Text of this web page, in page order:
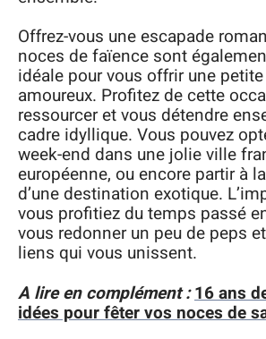
Offrez-vous une escapade
noces de faïence sont
idéale pour vous offrir une
amoureux. Profitez de cette
ressourcer et vous détendre
cadre idyllique. Vous pouvez
week-end dans une jolie ville
européenne, ou encore partir à
d’une destination exotique.
vous profitiez du temps passé
vous redonner un peu de peps
liens qui vous unissent.
A lire en complément : 16 ans
idées pour fêter vos noces de